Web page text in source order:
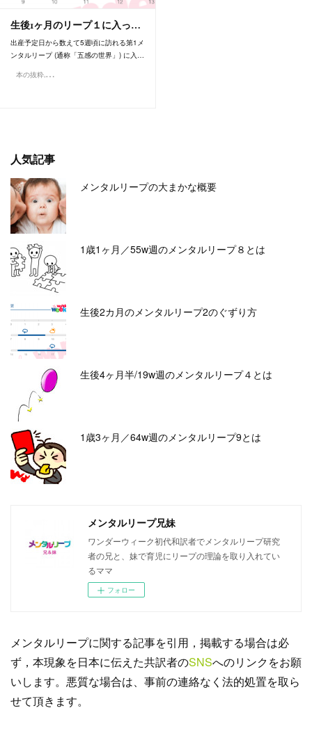
生後1ヶ月のリープ１に入っ…
出産予定日から数えて5週頃に訪れる第1メ
ンタルリープ (通称「五感の世界」) に入…
本の抜粋 生後5ヶ月間のリープのぐずり方まとめ
人気記事
メンタルリープの大まかな概要
1歳1ヶ月／55w週のメンタルリープ８とは
生後2カ月のメンタルリープ2のぐずり方
生後4ヶ月半/19w週のメンタルリープ４とは
1歳3ヶ月／64w週のメンタルリープ9とは
メンタルリープ兄妹
ワンダーウィーク初代和訳者でメンタルリープ研究
者の兄と、妹で育児にリープの理論を取り入れてい
るママ
フォロー
メンタルリープに関する記事を引用，掲載する場合は必
ず，本現象を日本に伝えた共訳者のSNSへのリンクをお願
いします。悪質な場合は、事前の連絡なく法的処置を取ら
せて頂きます。